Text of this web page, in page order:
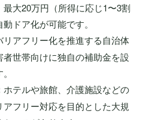
大20万円（所得に応じ1〜3割
ドア化が可能です。
リアフリー化を推進する自治体
世帯向けに独自の補助金を設
ホテルや旅館、介護施設などの
フリー対応を目的とした大規